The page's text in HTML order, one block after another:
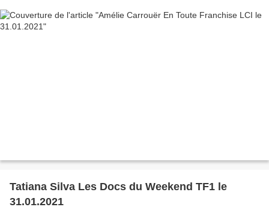
Tatiana Silva Les Docs du Weekend TF1 le
31.01.2021